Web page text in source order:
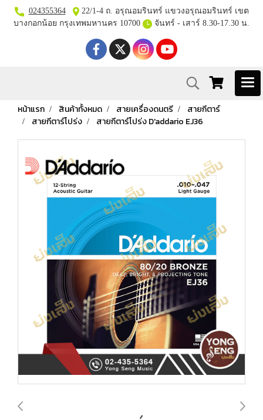
024355364
22/1-4 ถ. อรุณอมรินทร์ แขวงอรุณอมรินทร์ เขต
บางกอกน้อย กรุงเทพมหานคร 10700
จันทร์ - เสาร์ 8.30-17.30 น.
หน้าแรก สินค้าทั้งหมด สายเครื่องดนตรี
สายกีตาร์
สายกีตาร์โปร่ง
สายกีตาร์โปร่ง D'addario EJ36